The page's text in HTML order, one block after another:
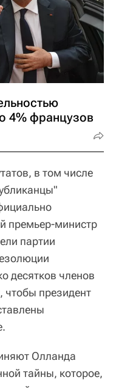
4% французов
в том числе
премьер-министр
партии
десятков членов
чтобы президент
Олланда
тайны, которое,